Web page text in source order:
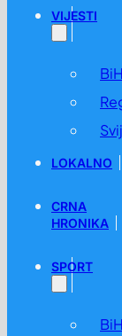
VIJESTI
BiH
LOKALNO
CRNA
HRONIKA
SPORT
BiH